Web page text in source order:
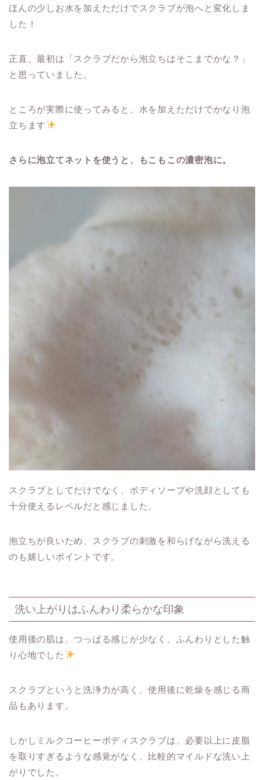
ほんの少しお水を加えただけでスクラブが泡へと変化しま
した！
正直、最初は「スクラブだから泡立ちはそこまでかな？」
と思っていました。
ところが実際に使ってみると、水を加えただけでかなり泡
立ちます
さらに泡立てネットを使うと、もこもこの濃密泡に。
スクラブとしてだけでなく、ボディソープや洗顔としても
十分使えるレベルだと感じました。
泡立ちが良いため、スクラブの刺激を和らげながら洗える
のも嬉しいポイントです。
洗い上がりはふんわり柔らかな印象
使用後の肌は、つっぱる感じが少なく、ふんわりとした触
り心地でした
スクラブというと洗浄力が高く、使用後に乾燥を感じる商
品もあります。
しかしミルクコーヒーボディスクラブは、必要以上に皮脂
を取りすぎるような感覚がなく、比較的マイルドな洗い上
がりでした。